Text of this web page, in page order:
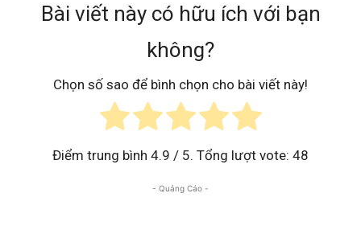
Bài viết này có hữu ích với bạn
không?
Chọn số sao để bình chọn cho bài viết này!
Điểm trung bình 4.9 / 5. Tổng lượt vote: 48
- Quảng Cáo -